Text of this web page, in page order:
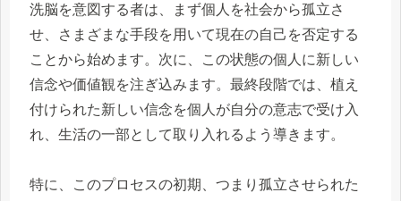
洗脳を意図する者は、まず個人を社会から孤立さ
せ、さまざまな手段を用いて現在の自己を否定する
ことから始めます。次に、この状態の個人に新しい
信念や価値観を注ぎ込みます。最終段階では、植え
付けられた新しい信念を個人が自分の意志で受け入
れ、生活の一部として取り入れるよう導きます。
特に、このプロセスの初期、つまり孤立させられた